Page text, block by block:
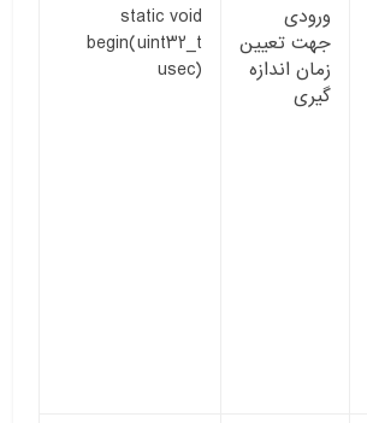
ورودی
جهت تعیین
زمان اندازه
گیری
static void
begin(uint32_t
usec)